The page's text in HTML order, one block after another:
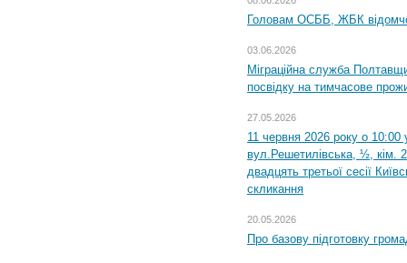
Головам ОСББ, ЖБК
03.06.2026
Міграційна служба
посвідку на тимчасове
27.05.2026
11 червня 2026 року о 10:00
вул.Решетилівська, ½, кім.
двадцять третьої сесії
скликання
20.05.2026
Про базову підготовку